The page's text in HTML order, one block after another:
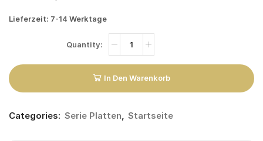
Lieferzeit: 7-14 Werktage
In Den Warenkorb
Categories: Serie Platten, Startseite